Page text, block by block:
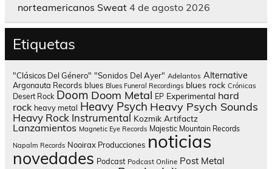
norteamericanos Sweat 4 de agosto 2026
Etiquetas
"Clásicos Del Género" "Sonidos Del Ayer" Adelantos Alternative
Argonauta Records blues Blues Funeral Recordings blues rock Crónicas
Desert Rock Doom Doom Metal EP Experimental hard
rock heavy metal Heavy Psych Heavy Psych Sounds
Heavy Rock Instrumental Kozmik Artifactz
Lanzamientos Magnetic Eye Records Majestic Mountain Records
Napalm Records Nooirax Producciones noticias
novedades Podcast Podcast Online Post Metal